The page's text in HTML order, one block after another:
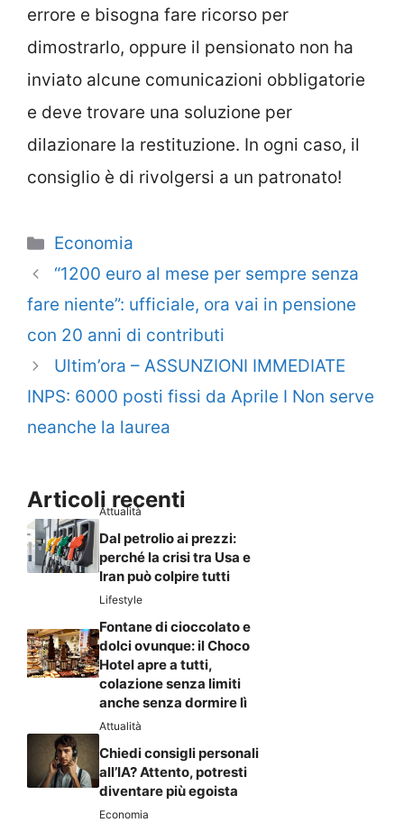
errore e bisogna fare ricorso per
dimostrarlo, oppure il pensionato non ha
inviato alcune comunicazioni obbligatorie
e deve trovare una soluzione per
dilazionare la restituzione. In ogni caso, il
consiglio è di rivolgersi a un patronato!
Categorie
Economia
“1200 euro al mese per sempre senza
fare niente”: ufficiale, ora vai in pensione
con 20 anni di contributi
Ultim’ora – ASSUNZIONI IMMEDIATE
INPS: 6000 posti fissi da Aprile I Non serve
neanche la laurea
Articoli recenti
Attualità
Dal petrolio ai prezzi:
perché la crisi tra Usa e
Iran può colpire tutti
Lifestyle
Fontane di cioccolato e
dolci ovunque: il Choco
Hotel apre a tutti,
colazione senza limiti
anche senza dormire lì
Attualità
Chiedi consigli personali
all’IA? Attento, potresti
diventare più egoista
Economia